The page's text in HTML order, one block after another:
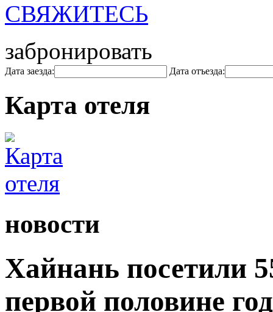
СВЯЖИТЕСЬ
забронировать
Дата заезда: Дата отъезда:
Карта отеля
новости
Хайнань посетили
первой половине